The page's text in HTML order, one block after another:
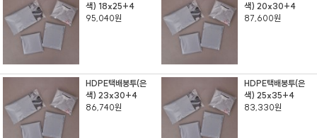
색) 18x25+4
95,040원
색) 20x30+4
87,600원
HDPE택배봉투(은
색) 23x30+4
86,740원
HDPE택배봉투(은
색) 25x35+4
83,330원